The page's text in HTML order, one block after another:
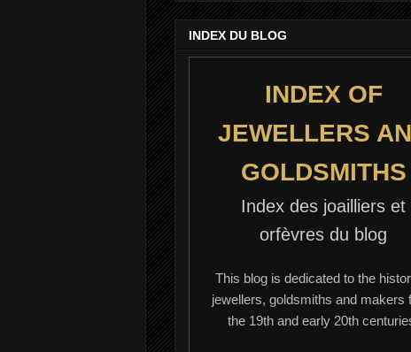
INDEX DU BLOG
INDEX OF
JEWELLERS
GOLDSMITHS
Index des joailliers et
orfèvres du blog
This blog is dedicated to the
jewellers, goldsmiths and makers
the 19th and early 20th